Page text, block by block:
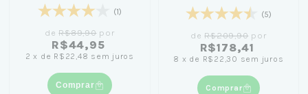
(1)
deR$89,90por
R$44,95
2 x de R$22,48 sem juros
Comprar
(5)
deR$209,90 por
R$178,41
8 x de R$22,30 sem juros
Comprar